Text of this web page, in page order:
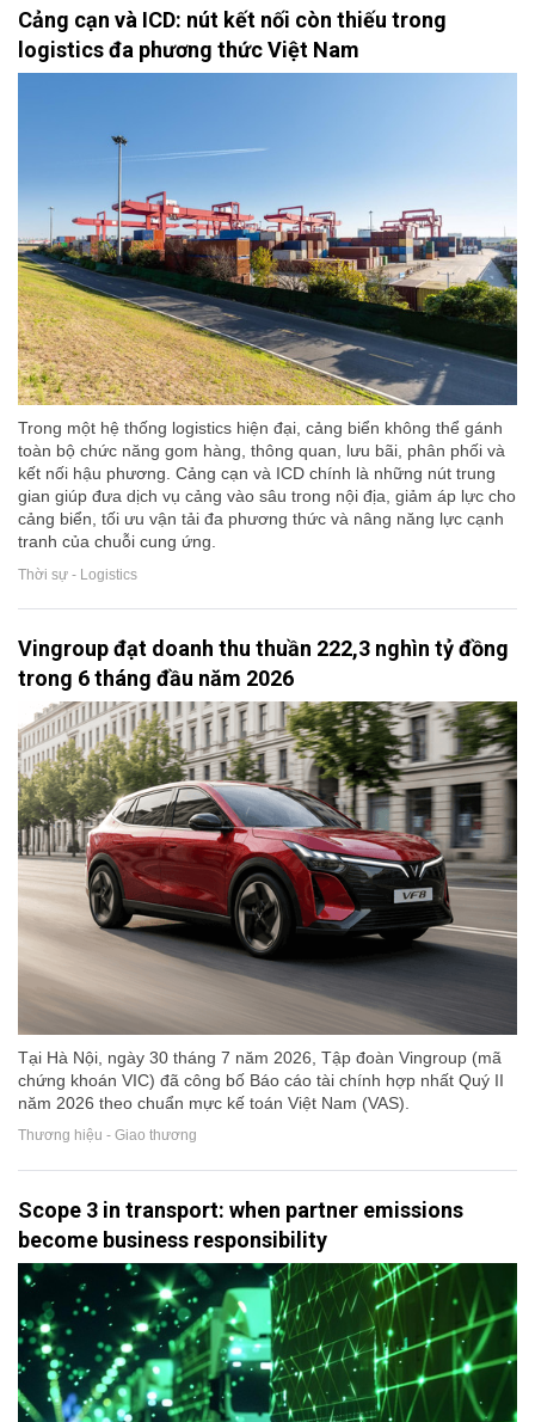
Cảng cạn và ICD: nút kết nối còn thiếu trong
logistics đa phương thức Việt Nam
Trong một hệ thống logistics hiện đại, cảng biển không thể gánh
toàn bộ chức năng gom hàng, thông quan, lưu bãi, phân phối và
kết nối hậu phương. Cảng cạn và ICD chính là những nút trung
gian giúp đưa dịch vụ cảng vào sâu trong nội địa, giảm áp lực cho
cảng biển, tối ưu vận tải đa phương thức và nâng năng lực cạnh
tranh của chuỗi cung ứng.
Thời sự - Logistics
Vingroup đạt doanh thu thuần 222,3 nghìn tỷ đồng
trong 6 tháng đầu năm 2026
Tại Hà Nội, ngày 30 tháng 7 năm 2026, Tập đoàn Vingroup (mã
chứng khoán VIC) đã công bố Báo cáo tài chính hợp nhất Quý II
năm 2026 theo chuẩn mực kế toán Việt Nam (VAS).
Thương hiệu - Giao thương
Scope 3 in transport: when partner emissions
become business responsibility